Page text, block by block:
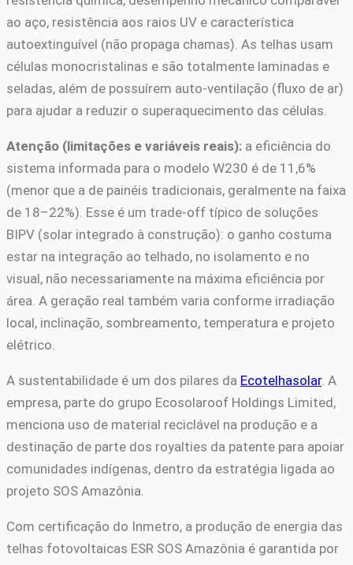
ao aço, resistência aos raios UV e característica
autoextinguível (não propaga chamas). As telhas usam
células monocristalinas e são totalmente laminadas e
seladas, além de possuírem auto-ventilação (fluxo de ar)
para ajudar a reduzir o superaquecimento das células.
Atenção (limitações e variáveis reais): a eficiência do
sistema informada para o modelo W230 é de 11,6%
(menor que a de painéis tradicionais, geralmente na faixa
de 18–22%). Esse é um trade-off típico de soluções
BIPV (solar integrado à construção): o ganho costuma
estar na integração ao telhado, no isolamento e no
visual, não necessariamente na máxima eficiência por
área. A geração real também varia conforme irradiação
local, inclinação, sombreamento, temperatura e projeto
elétrico.
A sustentabilidade é um dos pilares da Ecotelhasolar. A
empresa, parte do grupo Ecosolaroof Holdings Limited,
menciona uso de material reciclável na produção e a
destinação de parte dos royalties da patente para apoiar
comunidades indígenas, dentro da estratégia ligada ao
projeto SOS Amazônia.
Com certificação do Inmetro, a produção de energia das
telhas fotovoltaicas ESR SOS Amazônia é garantida por